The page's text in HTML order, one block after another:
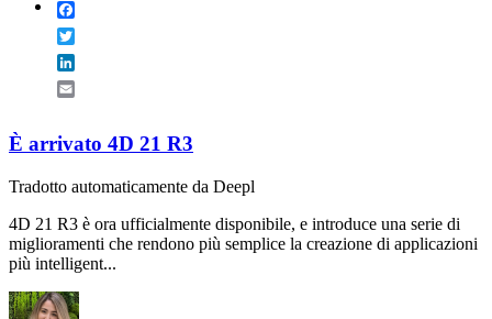
È arrivato 4D 21 R3
Tradotto automaticamente da Deepl
4D 21 R3 è ora ufficialmente disponibile, e introduce una serie di
miglioramenti che rendono più semplice la creazione di applicazioni
più intelligent...